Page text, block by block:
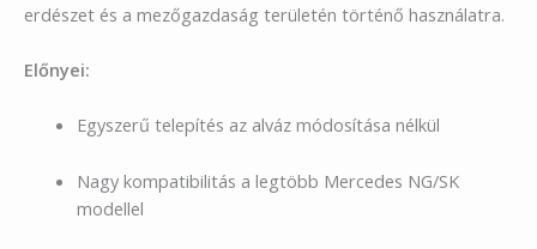
erdészet és a mezőgazdaság területén történő használatra.
Előnyei:
Egyszerű telepítés az alváz módosítása nélkül
Nagy kompatibilitás a legtöbb Mercedes NG/SK
modellel